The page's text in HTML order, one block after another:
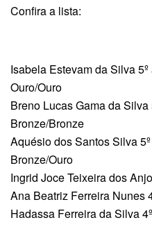
Confira a lista:
Isabela Estevam da Silva
Ouro/Ouro
Breno Lucas Gama da
Bronze/Bronze
Aquésio dos Santos Silva
Bronze/Ouro
Ingrid Joce Teixeira dos
Ana Beatriz Ferreira Nunes
Hadassa Ferreira da Silva